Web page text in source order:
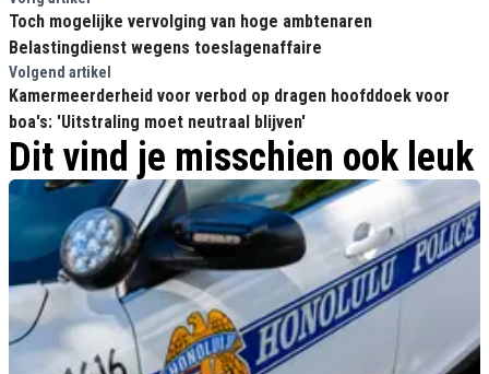
Toch mogelijke vervolging van hoge ambtenaren
Belastingdienst wegens toeslagenaffaire
Volgend artikel
Kamermeerderheid voor verbod op dragen hoofddoek voor
boa's: 'Uitstraling moet neutraal blijven'
Dit vind je misschien ook leuk